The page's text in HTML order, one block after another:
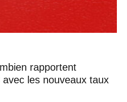
rapportent
les nouveaux taux